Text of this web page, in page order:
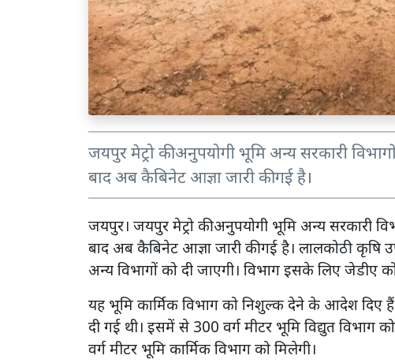
जयपुर मेट्रो की अनुपयोगी भूमि अन्य सरकारी
बाद अब कैबिनेट आज्ञा जारी की गई है।
जयपुर। जयपुर मेट्रो की अनुपयोगी भूमि अन्य
बाद अब कैबिनेट आज्ञा जारी की गई है। लालकोठी कृषि
अन्य विभागों को दी जाएगी। विभाग इसके लिए जेडीए
यह भूमि कार्मिक विभाग को निशुल्क देने के आदेश दिए
दी गई थी। इसमें से 300 वर्ग मीटर भूमि विद्युत
वर्ग मीटर भूमि कार्मिक विभाग को मिलेगी।